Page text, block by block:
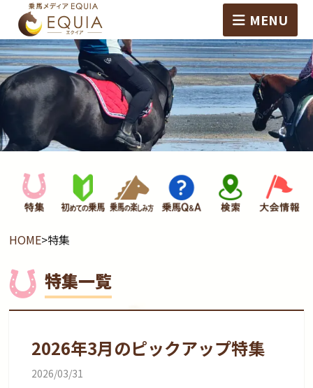
MENU
HOME>特集
特集一覧
2026年3月のピックアップ特集
2026/03/31